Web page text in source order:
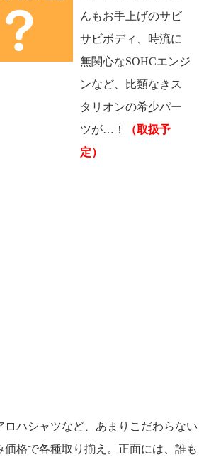
んもお手上げのサビ
サビボディ、時流に
無関心なSOHCエンジ
ンなど、比類なきス
タリオンの希少パー
ツが…！
（取扱予
定）
ハシャツなど、あまりこだわらない
格で各種取り揃え。正面には、誰も